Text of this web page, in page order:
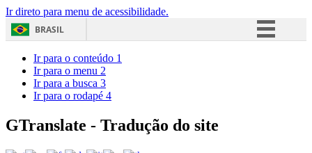
Ir direto para menu de acessibilidade.
BRASIL
Acesso à informação
Ir para o conteúdo 1
Ir para o menu 2
Ir para a busca 3
Ir para o rodapé 4
GTranslate - Tradução do site